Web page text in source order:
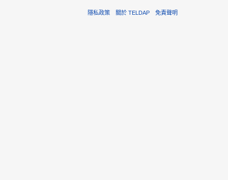
隱私政策 關於 TELDAP 免責聲明